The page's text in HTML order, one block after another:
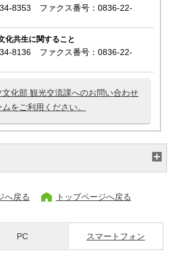
8353 ファクス番号：0836-22-
化共生に関すること
8136 ファクス番号：0836-22-
文化部 観光交流課へのお問い合わせ
をご利用ください。
へ戻る トップページへ戻る
PC スマートフォン